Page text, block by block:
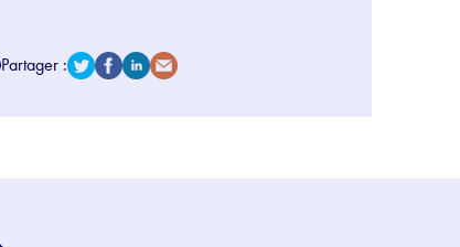
Partager :